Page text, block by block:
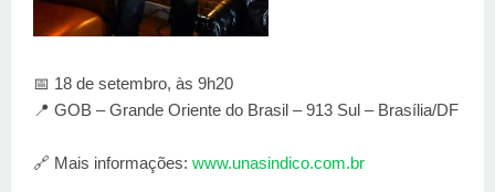
📅 18 de setembro, às 9h20
📍 GOB – Grande Oriente do Brasil – 913 Sul – Brasília/DF
🔗 Mais informações: www.unasindico.com.br